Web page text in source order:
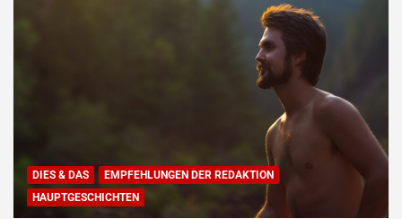
DIES & DAS
EMPFEHLUNGEN DER REDAKTION
HAUPTGESCHICHTEN